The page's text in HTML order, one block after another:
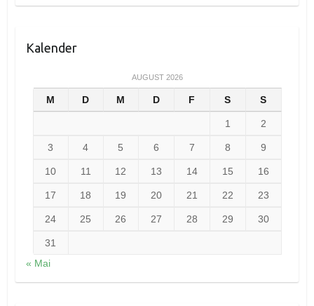
Kalender
AUGUST 2026
M D M D F S S
1 2
3 4 5 6 7 8 9
10 11 12 13 14 15 16
17 18 19 20 21 22 23
24 25 26 27 28 29 30
31
« Mai